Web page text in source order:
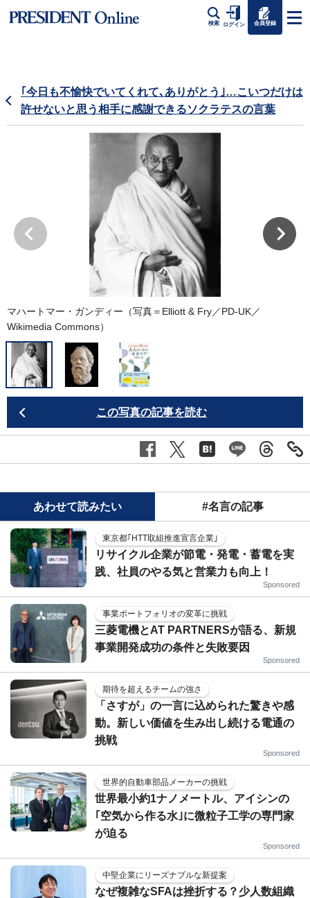
検索 ログイン 会員登録
｢今日も不愉快でいてくれて､ありがとう｣…こいつだけは
許せないと思う相手に感謝できるソクラテスの言葉
マハートマー・ガンディー（写真＝Elliott & Fry／PD-UK／
Wikimedia Commons）
この写真の記事を読む
あわせて読みたい #名言の記事
東京都｢HTT取組推進宣言企業｣
リサイクル企業が節電・発電・蓄電を実
践、社員のやる気と営業力も向上！
Sponsored
事業ポートフォリオの変革に挑戦
三菱電機とAT PARTNERSが語る、新規
事業開発成功の条件と失敗要因
Sponsored
期待を超えるチームの強さ
「さすが」の一言に込められた驚きや感
動。新しい価値を生み出し続ける電通の
挑戦
Sponsored
世界的自動車部品メーカーの挑戦
世界最小約1ナノメートル、アイシンの
｢空気から作る水｣に微粒子工学の専門家
が迫る
Sponsored
中堅企業にリーズナブルな新提案
なぜ複雑なSFAは挫折する？少人数組織